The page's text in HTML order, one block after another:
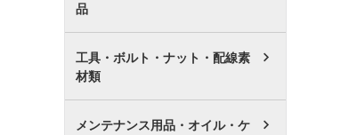
品
工具・ボルト・ナット・配線素
材類
メンテナンス用品・オイル・ケ